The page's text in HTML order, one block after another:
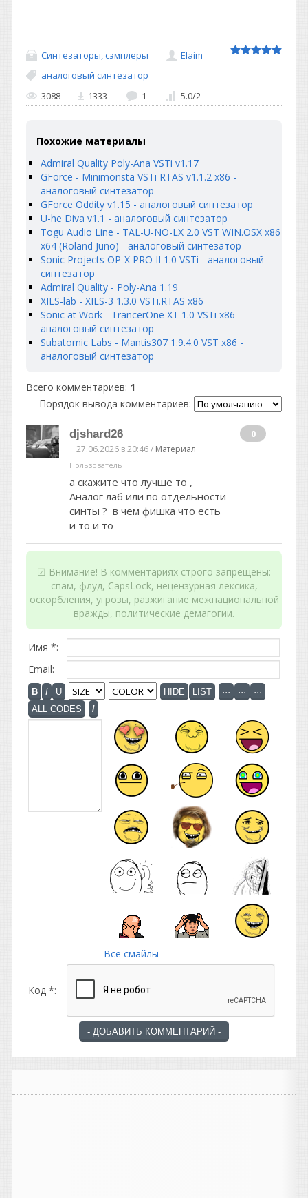
Синтезаторы, сэмплеры
Elaim
аналоговый синтезатор
3088
1333 1 5.0/2
Похожие материалы
Admiral Quality Poly-Ana VSTi v1.17
GForce - Minimonsta VSTi RTAS v1.1.2 x86 -
аналоговый синтезатор
GForce Oddity v1.15 - аналоговый синтезатор
U-he Diva v1.1 - аналоговый синтезатор
Togu Audio Line - TAL-U-NO-LX 2.0 VST WIN.OSX x86
x64 (Roland Juno) - аналоговый синтезатор
Sonic Projects OP-X PRO II 1.0 VSTi - аналоговый
синтезатор
Admiral Quality - Poly-Ana 1.19
XILS-lab - XILS-3 1.3.0 VSTi.RTAS x86
Sonic at Work - TrancerOne XT 1.0 VSTi x86 -
аналоговый синтезатор
Subatomic Labs - Mantis307 1.9.4.0 VST x86 -
аналоговый синтезатор
Всего комментариев: 1
Порядок вывода комментариев:
djshard26
27.06.2026 в 20:46 / Материал
Пользователь
а скажите что лучше то ,
Аналог лаб или по отдельности
синты ? в чем фишка что есть
и то и то
0
☑ Внимание! В комментариях строго запрещены:
спам, флуд, CapsLock, нецензурная лексика,
оскорбления, угрозы, разжигание межнациональной
вражды, политические демагогии.
Имя *:
Email:
Все смайлы
Код *: